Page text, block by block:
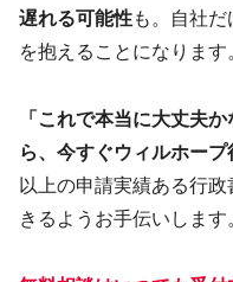
遅れる可能性も。自社
を抱えることになります
「これで本当に大丈夫
ら、今すぐウィルホープ
以上の申請実績ある行
きるようお手伝いします